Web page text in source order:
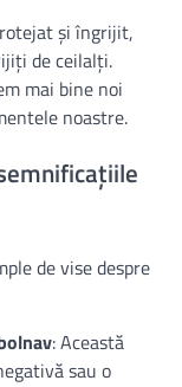
și îngrijit,
de ceilalți.
mai bine noi
noastre.
de vise despre
: Această
sau o